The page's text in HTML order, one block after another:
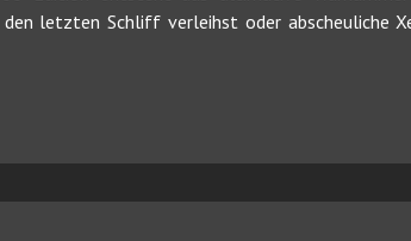
letzten Schliff verleihst oder abscheuliche